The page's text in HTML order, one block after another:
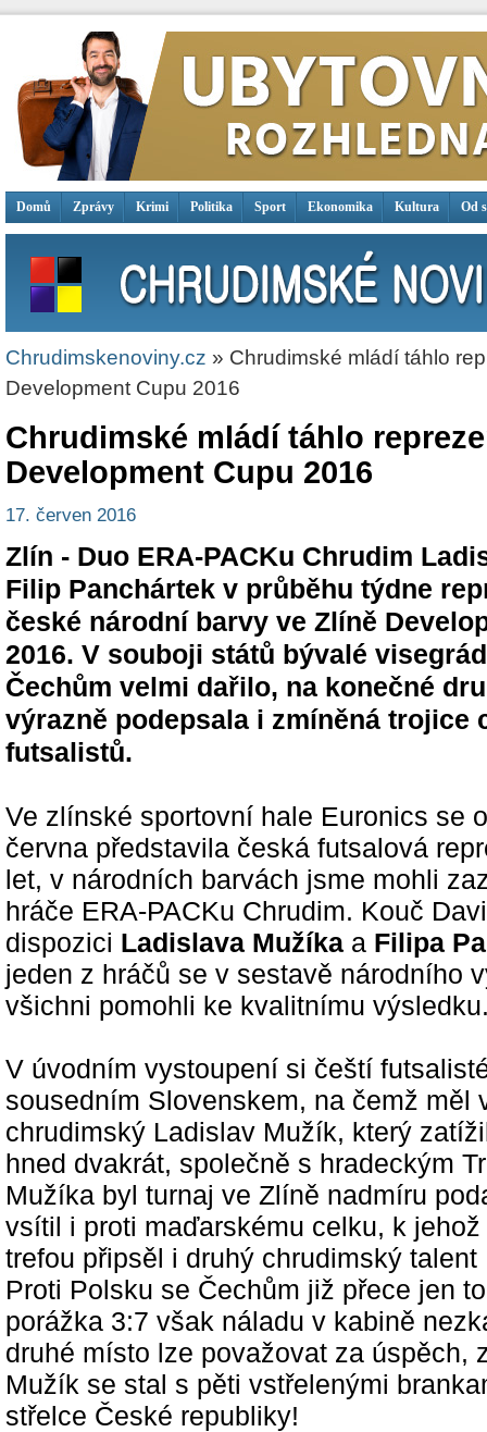
Domů Zprávy Krimi Politika Sport Ekonomika Kultura Od
Chrudimskenoviny.cz » Chrudimské mládí táhlo
Development Cupu 2016
Chrudimské mládí táhlo
Development Cupu 2016
17. červen 2016
Zlín - Duo ERA-PACKu Chrudim
Filip Panchártek v průběhu týdne
české národní barvy ve Zlíně
2016. V souboji států bývalé
Čechům velmi dařilo, na konečné
výrazně podepsala i zmíněná trojice
futsalistů.
Ve zlínské sportovní hale Euronics se
června představila česká futsalová
let, v národních barvách jsme mohli
hráče ERA-PACKu Chrudim. Kouč
dispozici Ladislava Mužíka a Filipa
jeden z hráčů se v sestavě národního
všichni pomohli ke kvalitnímu
V úvodním vystoupení si čeští
sousedním Slovenskem, na čemž měl
chrudimský Ladislav Mužík, který
hned dvakrát, společně s hradeckým
Mužíka byl turnaj ve Zlíně nadmíru
vsítil i proti maďarskému celku, k
trefou připsěl i druhý chrudimský
Proti Polsku se Čechům již přece jen
porážka 3:7 však náladu v kabině
druhé místo lze považovat za úspěch,
Mužík se stal s pěti vstřelenými
střelce České republiky!